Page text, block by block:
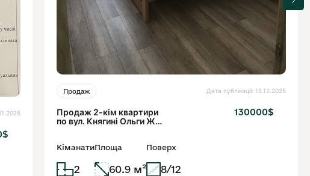
Продаж Дата публікації: 15.12.2025
Продаж 2-кім квартири
по вул. Княгині Ольги ЖК
130000$
Кіманати
2
Площа
60.9 м²
Поверх
8/12